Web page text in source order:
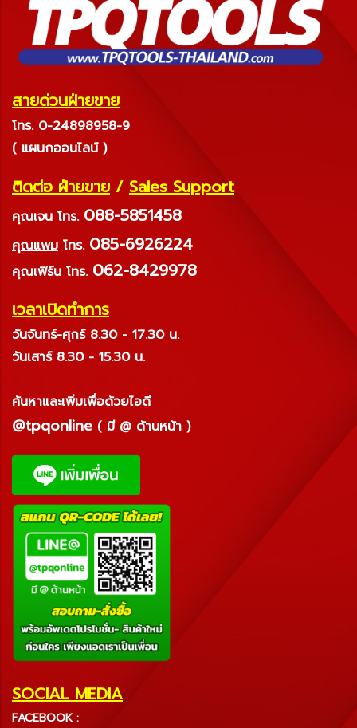
สายด่วนฝ่ายขาย
โทร. 0-24898958-9
( แผนกออนไลน์ )
ติดต่อ ฝ่ายขาย / Sales Support
คุณเจน โทร. 088-5851458
คุณแพม โทร. 085-6926224
คุณเฟิร์น โทร. 062-8429978
เวลาเปิดทำการ
วันจันทร์-ศุกร์ 8.30 - 17.30 น.
วันเสาร์ 8.30 - 15.30 น.
ค้นหาและเพิ่มเพื่อด้วยไอดี
@tpqonline ( มี @ ด้านหน้า )
SOCIAL MEDIA
FACEBOOK :